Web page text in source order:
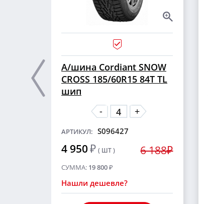
А/шина Cordiant SNOW
CROSS 185/60R15 84T TL
шип
-
+
АРТИКУЛ: S096427
4 950₽ ( ШТ ) 6 188₽
СУММА: 19 800₽
Нашли дешевле?